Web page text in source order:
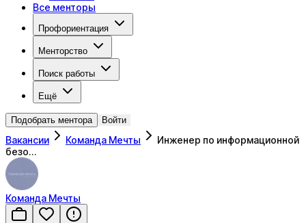
Все менторы
Профориентация
Менторство
Поиск работы
Ещё
Подобрать ментора Войти
Вакансии Команда Мечты
Инженер по информационной
безо…
Команда Мечты